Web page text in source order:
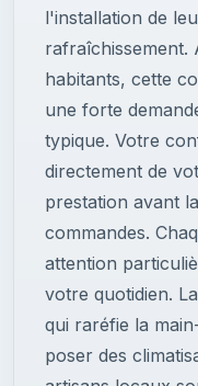
l'installation de
rafraîchissement.
habitants, cette
une forte
typique. Votre
directement de
prestation avant
commandes.
attention
votre quotidien.
qui raréfie la
poser des